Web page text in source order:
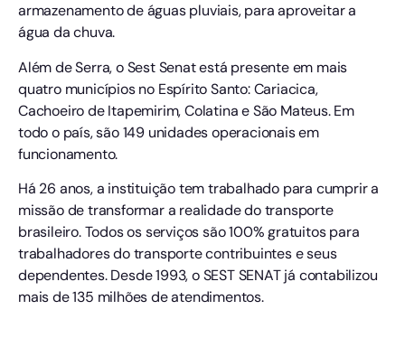
armazenamento de águas pluviais, para aproveitar a
água da chuva.
Além de Serra, o Sest Senat está presente em mais
quatro municípios no Espírito Santo: Cariacica,
Cachoeiro de Itapemirim, Colatina e São Mateus. Em
todo o país, são 149 unidades operacionais em
funcionamento.
Há 26 anos, a instituição tem trabalhado para cumprir a
missão de transformar a realidade do transporte
brasileiro. Todos os serviços são 100% gratuitos para
trabalhadores do transporte contribuintes e seus
dependentes. Desde 1993, o SEST SENAT já contabilizou
mais de 135 milhões de atendimentos.